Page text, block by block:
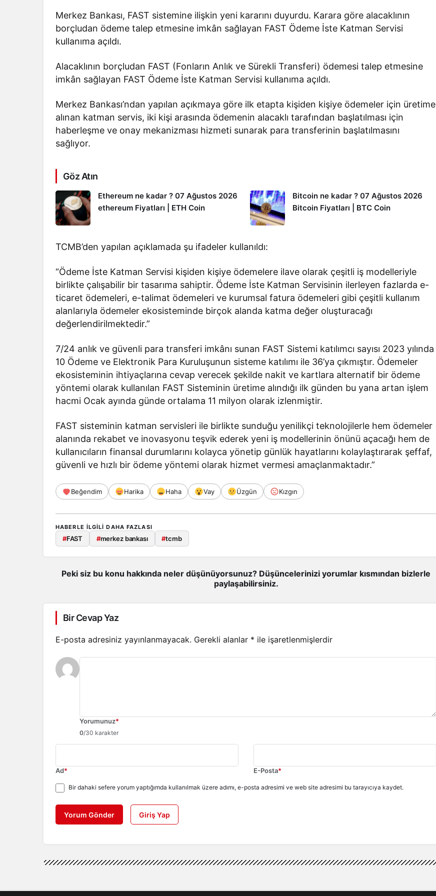
Merkez Bankası, FAST sistemine ilişkin yeni kararını duyurdu. Karara göre alacaklının
borçludan ödeme talep etmesine imkân sağlayan FAST Ödeme İste Katman Servisi
kullanıma açıldı.
Alacaklının borçludan FAST (Fonların Anlık ve Sürekli Transferi) ödemesi talep etmesine
imkân sağlayan FAST Ödeme İste Katman Servisi kullanıma açıldı.
Merkez Bankası’ndan yapılan açıkmaya göre ilk etapta kişiden kişiye ödemeler için üretime
alınan katman servis, iki kişi arasında ödemenin alacaklı tarafından başlatılması için
haberleşme ve onay mekanizması hizmeti sunarak para transferinin başlatılmasını
sağlıyor.
Göz Atın
Ethereum ne kadar ? 07 Ağustos 2026
ethereum Fiyatları | ETH Coin
Bitcoin ne kadar ? 07 Ağustos 2026
Bitcoin Fiyatları | BTC Coin
TCMB’den yapılan açıklamada şu ifadeler kullanıldı:
“Ödeme İste Katman Servisi kişiden kişiye ödemelere ilave olarak çeşitli iş modelleriyle
birlikte çalışabilir bir tasarıma sahiptir. Ödeme İste Katman Servisinin ilerleyen fazlarda e-
ticaret ödemeleri, e-talimat ödemeleri ve kurumsal fatura ödemeleri gibi çeşitli kullanım
alanlarıyla ödemeler ekosisteminde birçok alanda katma değer oluşturacağı
değerlendirilmektedir.”
7/24 anlık ve güvenli para transferi imkânı sunan FAST Sistemi katılımcı sayısı 2023 yılında
10 Ödeme ve Elektronik Para Kuruluşunun sisteme katılımı ile 36’ya çıkmıştır. Ödemeler
ekosisteminin ihtiyaçlarına cevap verecek şekilde nakit ve kartlara alternatif bir ödeme
yöntemi olarak kullanılan FAST Sisteminin üretime alındığı ilk günden bu yana artan işlem
hacmi Ocak ayında günde ortalama 11 milyon olarak izlenmiştir.
FAST sisteminin katman servisleri ile birlikte sunduğu yenilikçi teknolojilerle hem ödemeler
alanında rekabet ve inovasyonu teşvik ederek yeni iş modellerinin önünü açacağı hem de
kullanıcıların finansal durumlarını kolayca yönetip günlük hayatlarını kolaylaştırarak şeffaf,
güvenli ve hızlı bir ödeme yöntemi olarak hizmet vermesi amaçlanmaktadır.”
Beğendim Harika Haha Vay Üzgün Kızgın
HABERLE ILGILI DAHA FAZLASI
#FAST #merkez bankası #tcmb
Peki siz bu konu hakkında neler düşünüyorsunuz? Düşüncelerinizi yorumlar kısmından bizlerle
paylaşabilirsiniz.
Bir Cevap Yaz
E-posta adresiniz yayınlanmayacak. Gerekli alanlar * ile işaretlenmişlerdir
Yorumunuz*
0/30 karakter
Ad* E-Posta*
Bir dahaki sefere yorum yaptığımda kullanılmak üzere adımı, e-posta adresimi ve web site adresimi bu tarayıcıya kaydet.
Yorum Gönder Giriş Yap